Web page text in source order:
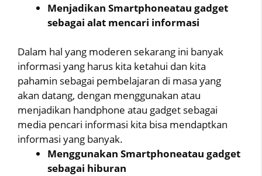
Menjadikan Smartphoneatau gadget
sebagai alat mencari informasi
Dalam hal yang moderen sekarang ini banyak
informasi yang harus kita ketahui dan kita
pahamin sebagai pembelajaran di masa yang
akan datang, dengan menggunakan atau
menjadikan handphone atau gadget sebagai
media pencari informasi kita bisa mendaptkan
informasi yang banyak.
Menggunakan Smartphoneatau gadget
sebagai hiburan